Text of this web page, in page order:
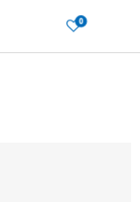
0
во продавницата по ваш